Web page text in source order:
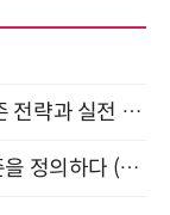
AI × Design : UX디자이너의 5가지 생존 전략과 실전 대응 8월 28일 개최
차세대 AICC, 고객 서비스의 새로운 표준을 정의하다 (9/9)